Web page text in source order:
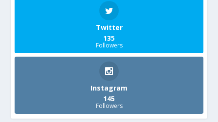
Twitter
135
Followers
Instagram
145
Followers